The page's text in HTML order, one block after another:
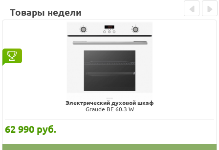
Товары недели
Электрический духовой шкаф
Graude BK 60.3 EL
65 990 руб.
Prev Next